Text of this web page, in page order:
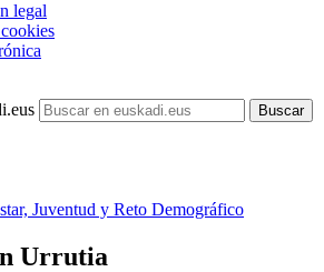
legal
Juventud y Reto Demográfico
Urrutia